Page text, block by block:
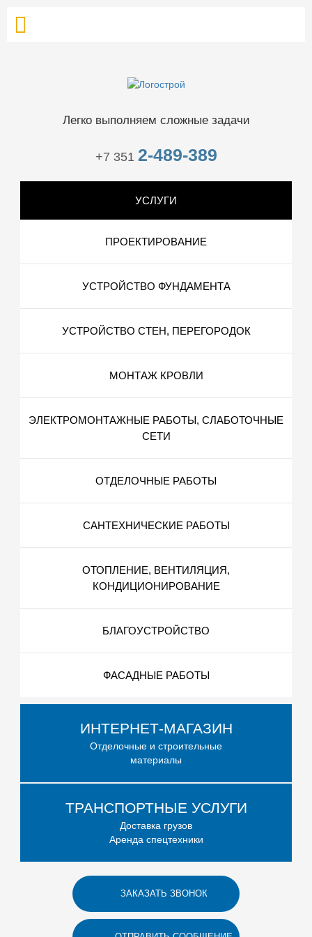
Легко выполняем сложные задачи
+7 351 2-489-389
УСЛУГИ
ПРОЕКТИРОВАНИЕ
УСТРОЙСТВО ФУНДАМЕНТА
УСТРОЙСТВО СТЕН, ПЕРЕГОРОДОК
МОНТАЖ КРОВЛИ
ЭЛЕКТРОМОНТАЖНЫЕ РАБОТЫ, СЛАБОТОЧНЫЕ
СЕТИ
ОТДЕЛОЧНЫЕ РАБОТЫ
САНТЕХНИЧЕСКИЕ РАБОТЫ
ОТОПЛЕНИЕ, ВЕНТИЛЯЦИЯ,
КОНДИЦИОНИРОВАНИЕ
БЛАГОУСТРОЙСТВО
ФАСАДНЫЕ РАБОТЫ
ИНТЕРНЕТ-МАГАЗИН
Отделочные и строительные
материалы
ТРАНСПОРТНЫЕ УСЛУГИ
Доставка грузов
Аренда спецтехники
ЗАКАЗАТЬ ЗВОНОК